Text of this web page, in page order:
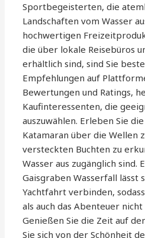
Sportbegeisterten, die
Landschaften vom Wasser
hochwertigen
die über lokale Reisebüros
erhältlich sind, sind Sie
Empfehlungen auf
Bewertungen und Ratings,
Kaufinteressenten, die
auszuwählen. Erleben Sie
Katamaran über die Wellen
versteckten Buchten zu
Wasser aus zugänglich sind.
Gaisgraben Wasserfall lässt
Yachtfahrt verbinden,
als auch das Abenteuer
Genießen Sie die Zeit auf
Sie sich von der Schönheit